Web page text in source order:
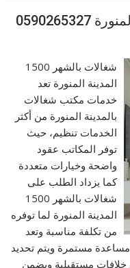
شغالات بالشهر 1500
المدينة المنورة تعد
خدمات مكتب شغالات
بالمدينة المنورة من أكثر
الخدمات تنظيم، حيث
توفر المكاتب عقود
واضحة وخيارات متعددة
كما يزداد الطلب على
شغالات بالشهر 1500
المدينة المنورة لما توفره
من تكلفة مناسبة وتعد
مساعدة مستمرة ويتم تحديد
خلافات مستقبلية ويضمن